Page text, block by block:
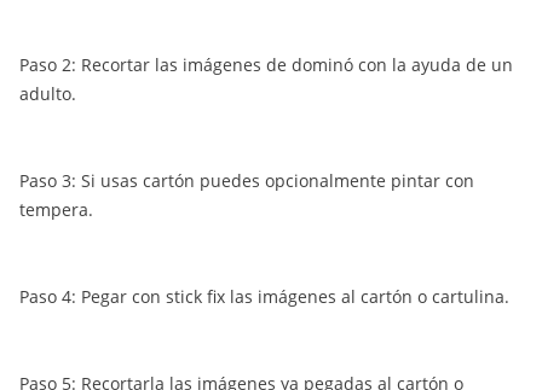
Paso 2: Recortar las imágenes de dominó con la ayuda de un
adulto.
Paso 3: Si usas cartón puedes opcionalmente pintar con
tempera.
Paso 4: Pegar con stick fix las imágenes al cartón o cartulina.
Paso 5: Recortarla las imágenes ya pegadas al cartón o